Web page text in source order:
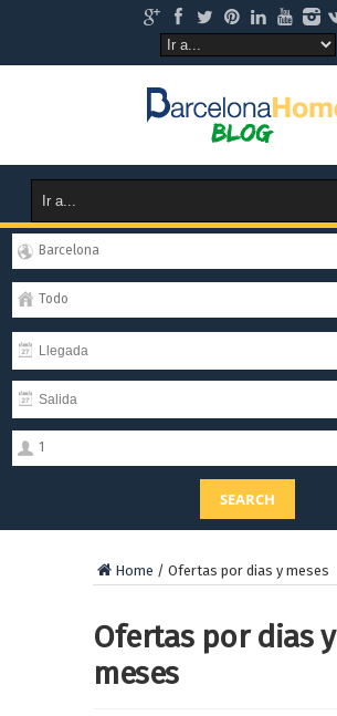
Barcelona
Todo
1
SEARCH
Home / Ofertas por dias y meses
Ofertas por dias y
meses